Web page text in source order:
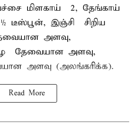
மிளகாய் – 2, தேங்காய் –
டீஸ்பூன், இஞ்சி – சிறிய
அளவு,
– தேவையான அளவு,
அளவு (அலங்கரிக்க).
Read More